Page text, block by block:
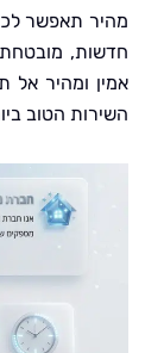
תאפשר לכם
מובטחת איכות
ומהיר אל תהססו
הטוב ביותר.